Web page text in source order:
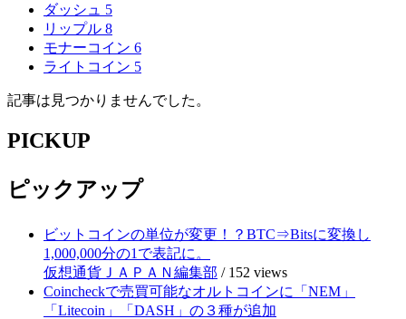
ダッシュ 5
リップル 8
モナーコイン 6
ライトコイン 5
記事は見つかりませんでした。
PICKUP
ピックアップ
ビットコインの単位が変更！？BTC⇒Bitsに変換し
1,000,000分の1で表記に。
仮想通貨ＪＡＰＡＮ編集部 / 152 views
Coincheckで売買可能なオルトコインに「NEM」
「Litecoin」「DASH」の３種が追加